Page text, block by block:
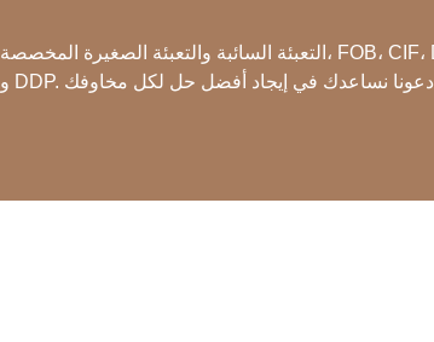
التعبئة السائبة والتعبئة الصغيرة المخصصة، FOB، CIF، DDU
و DDP. دعونا نساعدك في إيجاد أفضل حل لكل مخاوفك